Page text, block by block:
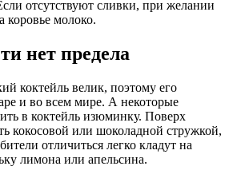
отсутствуют сливки, при желании
коровье молоко.
нет предела
коктейль велик, поэтому его
и во всем мире. А некоторые
в коктейль изюминку. Поверх
кокосовой или шоколадной стружкой,
отличиться легко кладут на
лимона или апельсина.